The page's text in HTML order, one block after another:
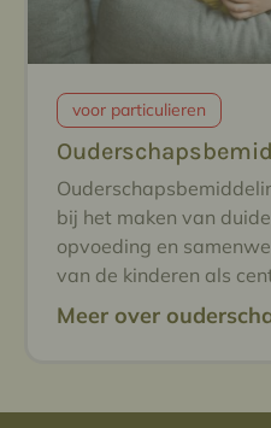
bij het maken van
opvoeding en
van de kinderen als
Meer over
voor particulieren